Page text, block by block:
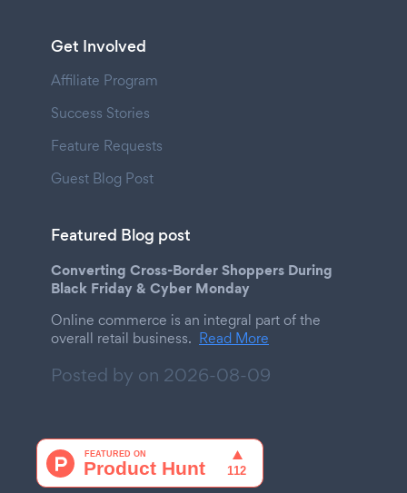
Get Involved
Affiliate Program
Success Stories
Feature Requests
Guest Blog Post
Featured Blog post
Converting Cross-Border Shoppers During
Black Friday & Cyber Monday
Online commerce is an integral part of the
overall retail business. Read More
Posted by on 2026-08-09